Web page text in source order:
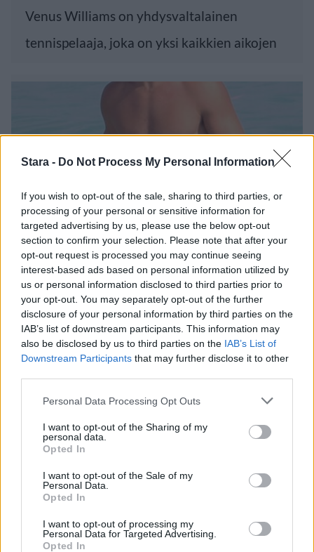
Stara - Do Not Process My Personal Information
If you wish to opt-out of the sale, sharing to third parties, or
processing of your personal or sensitive information for
targeted advertising by us, please use the below opt-out
section to confirm your selection. Please note that after your
opt-out request is processed you may continue seeing
interest-based ads based on personal information utilized by
us or personal information disclosed to third parties prior to
your opt-out. You may separately opt-out of the further
disclosure of your personal information by third parties on the
IAB’s list of downstream participants. This information may
also be disclosed by us to third parties on the IAB’s List of
Downstream Participants that may further disclose it to other
Personal Data Processing Opt Outs
I want to opt-out of the Sharing of my
personal data.
Opted In
I want to opt-out of the Sale of my
Personal Data.
Opted In
I want to opt-out of processing my
Personal Data for Targeted Advertising.
Opted In
Venus Williams on yhdysvaltalainen
tennispelaaja, joka on yksi kaikkien aikojen
Viihdeuutiset
6.2.2013, 8:20
Tältä näyttää Venus
Williamsin mallipoikaystävä
lukeutuvat sisarukset Venus ja Serena
Williams. Kyseisten